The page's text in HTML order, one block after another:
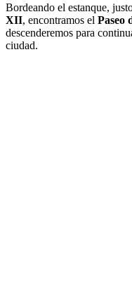
Bordeando el estanque,
XII, encontramos el Paseo
descenderemos para
ciudad.